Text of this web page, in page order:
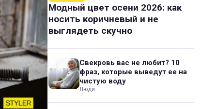
Модный цвет осени 2026: как
носить коричневый и не
выглядеть скучно
Свекровь вас не любит? 10
фраз, которые выведут ее на
чистую воду
Люди